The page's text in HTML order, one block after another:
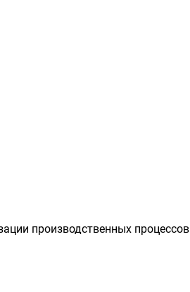
производственных процессов